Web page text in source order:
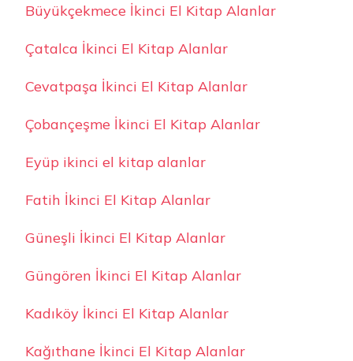
Büyükçekmece İkinci El Kitap Alanlar
Çatalca İkinci El Kitap Alanlar
Cevatpaşa İkinci El Kitap Alanlar
Çobançeşme İkinci El Kitap Alanlar
Eyüp ikinci el kitap alanlar
Fatih İkinci El Kitap Alanlar
Güneşli İkinci El Kitap Alanlar
Güngören İkinci El Kitap Alanlar
Kadıköy İkinci El Kitap Alanlar
Kağıthane İkinci El Kitap Alanlar